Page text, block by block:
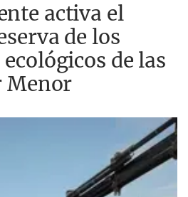
activa el
de los
de las
Menor